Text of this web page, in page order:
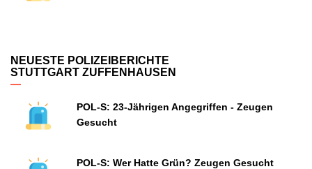
NEUESTE POLIZEIBERICHTE
STUTTGART ZUFFENHAUSEN
POL-S: 23-Jährigen Angegriffen - Zeugen
Gesucht
POL-S: Wer Hatte Grün? Zeugen Gesucht